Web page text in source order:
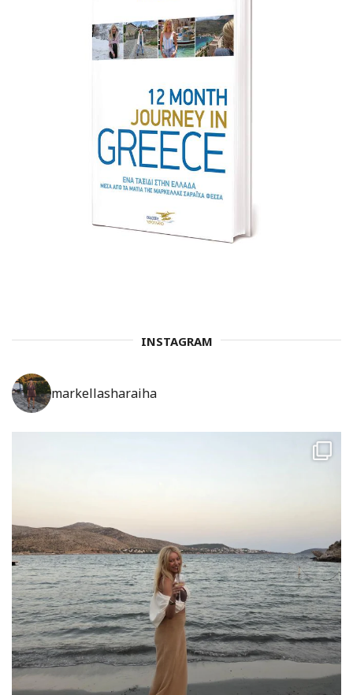
INSTAGRAM
markellasharaiha